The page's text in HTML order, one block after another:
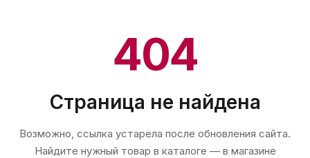
404
Страница не найдена
Возможно, ссылка устарела после обновления сайта.
Найдите нужный товар в каталоге — в магазине